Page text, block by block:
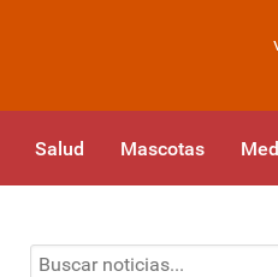
Salud Mascotas